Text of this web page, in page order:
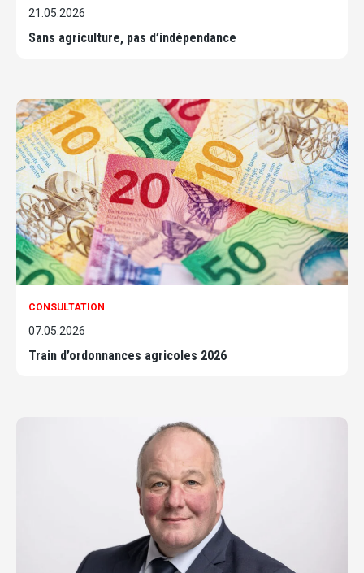
21.05.2026
Sans agriculture, pas d’indépendance
CONSULTATION
07.05.2026
Train d’ordonnances agricoles 2026